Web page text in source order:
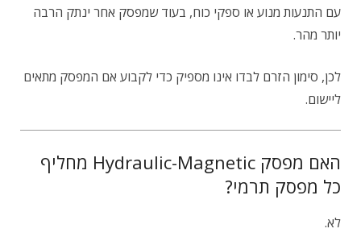
עם התנעות מנוע או ספקי כוח, בעוד שמפסק אחר ינתק הרבה
יותר מהר.
לכן, סימון הזרם לבדו אינו מספיק כדי לקבוע אם המפסק מתאים
ליישום.
האם מפסק Hydraulic-Magnetic מחליף
כל מפסק תרמי?
לא.